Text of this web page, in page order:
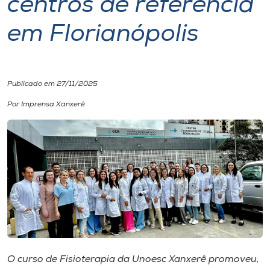
Unoesc
I.nova
Diplomados
Cultura
CPA
centros de referência
em Florianópolis
Publicado em 27/11/2025
Por Imprensa Xanxerê
O curso de Fisioterapia da Unoesc Xanxerê promoveu,